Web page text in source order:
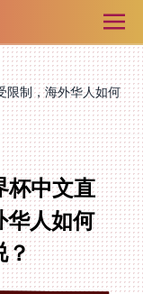
限制，海外华人如何
杯中文直
华人如何
？